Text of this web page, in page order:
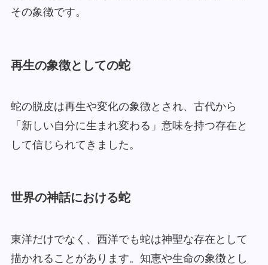
その象徴です。
再生の象徴としての蛇
蛇の脱皮は再生や変化の象徴とされ、古代から
「新しい自分に生まれ変わる」意味を持つ存在と
して信じられてきました。
世界の神話における蛇
東洋だけでなく、西洋でも蛇は神聖な存在として
描かれることがあります。知恵や生命の象徴とし